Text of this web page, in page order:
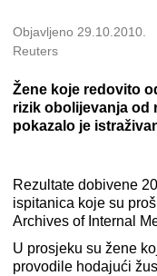
Objavljeno 29.10.2010.
Reuters
Žene koje redovito
rizik obolijevanja od
pokazalo je
Rezultate dobivene
ispitanica koje su
Archives of Internal
U prosjeku su žene
provodile hodajući